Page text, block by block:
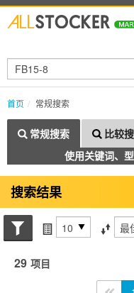
首页 常规搜索
常规搜索
比较
使用关键词、
搜索结果
搜索状态每页项目 排
29 项目